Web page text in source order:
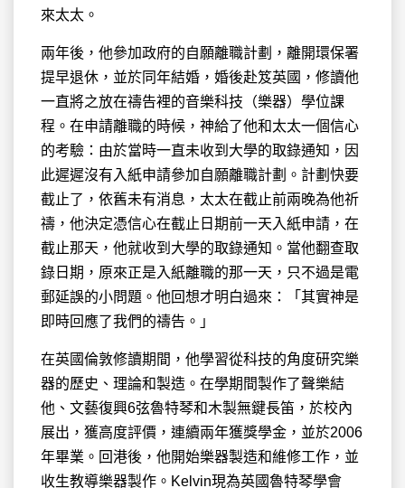
來太太。
兩年後，他參加政府的自願離職計劃，離開環保署
提早退休，並於同年結婚，婚後赴笈英國，修讀他
一直將之放在禱告裡的音樂科技（樂器）學位課
程。在申請離職的時候，神給了他和太太一個信心
的考驗：由於當時一直未收到大學的取錄通知，因
此遲遲沒有入紙申請參加自願離職計劃。計劃快要
截止了，依舊未有消息，太太在截止前兩晚為他祈
禱，他決定憑信心在截止日期前一天入紙申請，在
截止那天，他就收到大學的取錄通知。當他翻查取
錄日期，原來正是入紙離職的那一天，只不過是電
郵延誤的小問題。他回想才明白過來：「其實神是
即時回應了我們的禱告。」
在英國倫敦修讀期間，他學習從科技的角度研究樂
器的歷史、理論和製造。在學期間製作了聲樂結
他、文藝復興6弦魯特琴和木製無鍵長笛，於校內
展出，獲高度評價，連續兩年獲獎學金，並於2006
年畢業。回港後，他開始樂器製造和維修工作，並
收生教導樂器製作。Kelvin現為英國魯特琴學會